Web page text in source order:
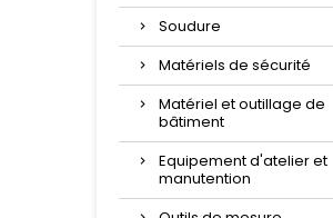
Soudure
Matériels de sécurité
Matériel et outillage de
bâtiment
Equipement d'atelier et
manutention